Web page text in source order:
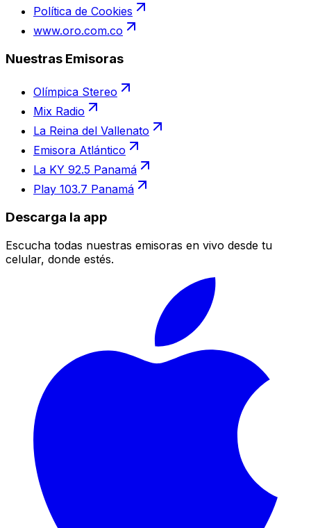
Política de Cookies
www.oro.com.co
Nuestras Emisoras
Olímpica Stereo
Mix Radio
La Reina del Vallenato
Emisora Atlántico
La KY 92.5 Panamá
Play 103.7 Panamá
Descarga la app
Escucha todas nuestras emisoras en vivo desde tu
celular, donde estés.